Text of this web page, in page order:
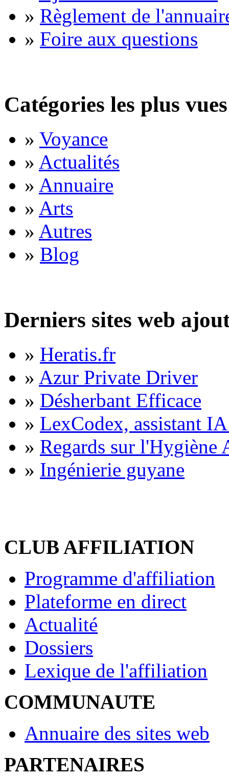
» Règlement de
» Foire aux questions
Catégories les plus vues
» Voyance
» Actualités
» Annuaire
» Arts
» Autres
» Blog
Derniers sites web
» Heratis.fr
» Azur Private Driver
» Désherbant Efficace
» LexCodex, assistant
» Regards sur l'Hygiène
» Ingénierie guyane
CLUB AFFILIATION
Programme d'affiliation
Plateforme en direct
Actualité
Dossiers
Lexique de l'affiliation
COMMUNAUTE
Annuaire des sites web
PARTENAIRES